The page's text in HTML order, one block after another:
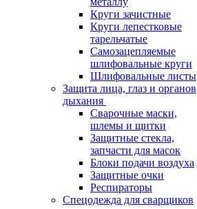
Круги зачистные
Круги лепестковые
тарельчатые
Самозацепляемые
шлифовальные круги
Шлифовальные листы
Защита лица, глаз и органов
дыхания
Сварочные маски,
шлемы и щитки
Защитные стекла,
запчасти для масок
Блоки подачи воздуха
Защитные очки
Респираторы
Спецодежда для сварщиков